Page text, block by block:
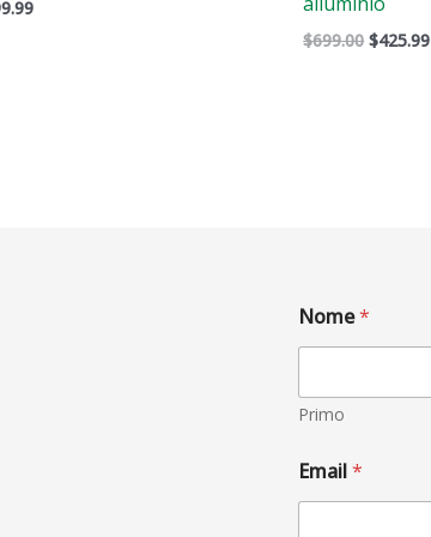
$699.00 $425.99
Nome*
Primo
Email*